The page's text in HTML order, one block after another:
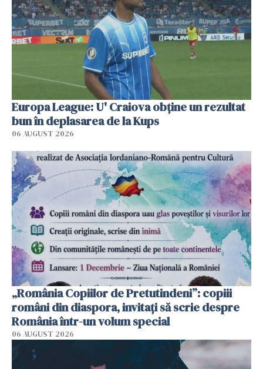
Europa League: U' Craiova obține un rezultat
bun în deplasarea de la Kups
06 AUGUST 2026
„România Copiilor de Pretutindeni”: copiii
români din diaspora, invitați să scrie despre
România într-un volum special
06 AUGUST 2026